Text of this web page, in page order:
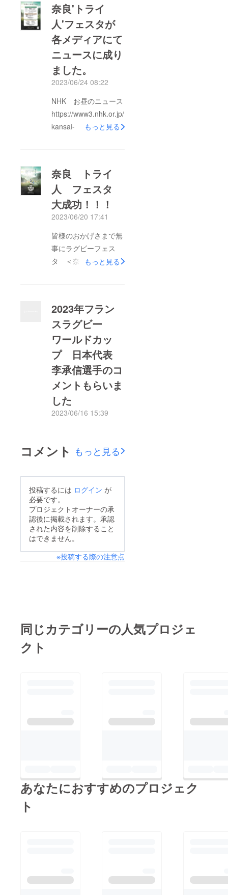
奈良'トライ
人'フェスタが
各メディアにて
ニュースに成り
ました。
2023/06/24 08:22
NHK お昼のニュース
https://www3.nhk.or.jp/
kansai-
odP-
WPFe_ObhvQ5jrnlq4
Kuk9-
L7GRG14xGlzr1H0fvY
もっと見る
奈良 トライ
人 フェスタ
大成功！！！
2023/06/20 17:41
皆様のおかげさまで無
事にラグビーフェス
タ ＜奈良トライ人
り、橿原ヤタガラス
フィールドに日朝友好
の挑戦（トライ）の旋
風を巻き起こしまし
た！本当にありがとう
ございます！これから
もクラウドファンディ
ングは続いていくの
で、ここで募ったお金
していきます！よろし
ディアからのご紹介で
す！
https://www3.nhk.or.jp/
lnews/nara/20230618/
2050013818.htmlhttps
://news.yahoo.co.jp/art
icles/0c1158d6a04790
されます。
もっと見る
2023年フラン
スラグビー
ワールドカッ
プ 日本代表
李承信選手のコ
メントもらいま
した
2023/06/16 15:39
もっと見る
コメント もっと見る
投稿するには ログイン が
必要です。
プロジェクトオーナーの承
認後に掲載されます。承認
された内容を削除すること
はできません。
※投稿する際の注意点
同じカテゴリーの人気プロジェ
クト
あなたにおすすめのプロジェク
ト